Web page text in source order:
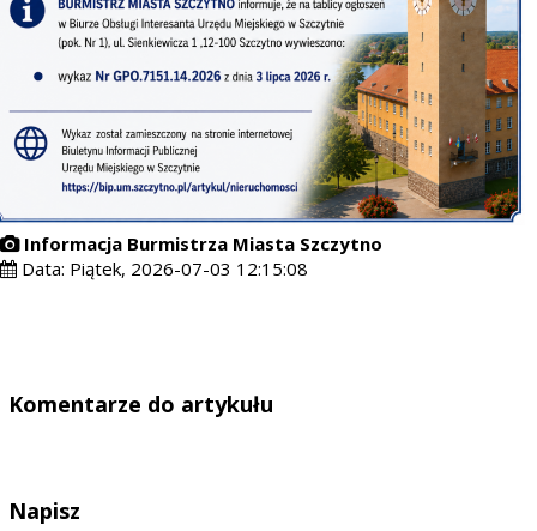
Informacja Burmistrza Miasta Szczytno
Data: Piątek, 2026-07-03 12:15:08
Komentarze do artykułu
Napisz